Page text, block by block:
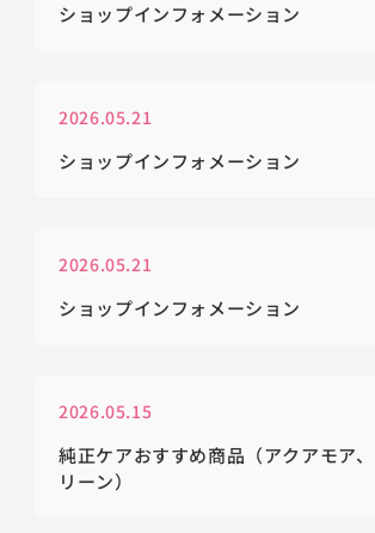
ショップインフォメーション
2026.05.21
ショップインフォメーション
2026.05.21
ショップインフォメーション
2026.05.15
純正ケアおすすめ商品（アクアモア
リーン）